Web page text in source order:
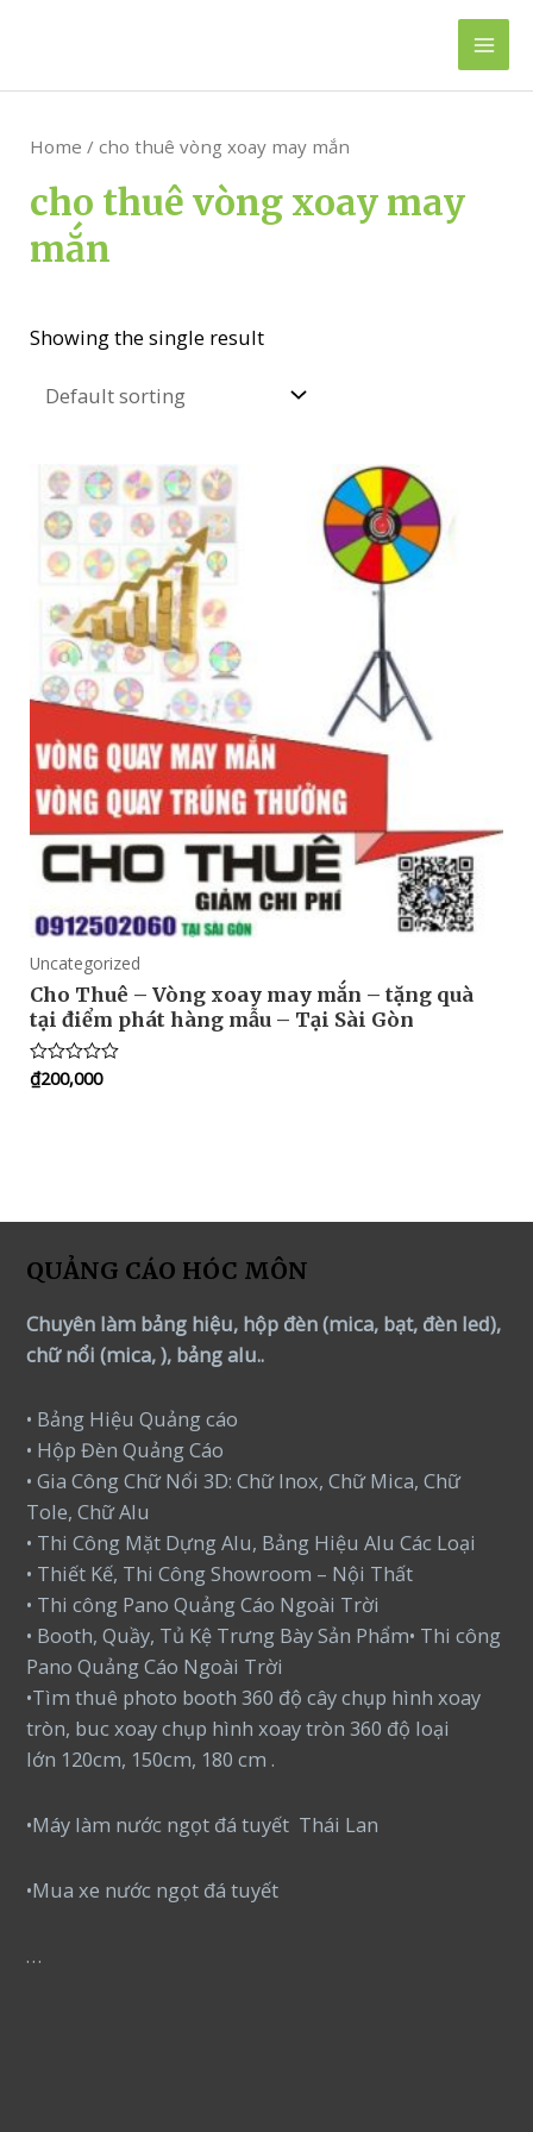
Main
Home / cho thuê vòng xoay may mắn
cho thuê vòng xoay may
mắn
Showing the single result
Uncategorized
Cho Thuê – Vòng xoay may mắn – tặng quà
tại điểm phát hàng mẫu – Tại Sài Gòn
Rated
0
₫200,000
QUẢNG CÁO HÓC MÔN
Chuyên làm bảng hiệu, hộp đèn (mica, bạt, đèn led),
chữ nổi (mica, ), bảng alu..
• Bảng Hiệu Quảng cáo
• Hộp Đèn Quảng Cáo
• Gia Công Chữ Nổi 3D: Chữ Inox, Chữ Mica, Chữ
Tole, Chữ Alu
• Thi Công Mặt Dựng Alu, Bảng Hiệu Alu Các Loại
• Thiết Kế, Thi Công Showroom – Nội Thất
• Thi công Pano Quảng Cáo Ngoài Trời
• Booth, Quầy, Tủ Kệ Trưng Bày Sản Phẩm• Thi công
Pano Quảng Cáo Ngoài Trời
•Tìm thuê photo booth 360 độ cây chụp hình xoay
tròn, buc xoay chụp hình xoay tròn 360 độ loại
lớn 120cm, 150cm, 180 cm .
•Máy làm nước ngọt đá tuyết Thái Lan
•Mua xe nước ngọt đá tuyết
…